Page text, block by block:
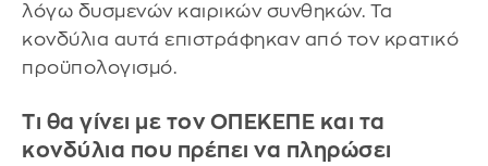
λόγω δυσμενών καιρικών συνθηκών. Τα
κονδύλια αυτά επιστράφηκαν από τον κρατικό
προϋπολογισμό.
Τι θα γίνει με τον ΟΠΕΚΕΠΕ και τα
κονδύλια που πρέπει να πληρώσει